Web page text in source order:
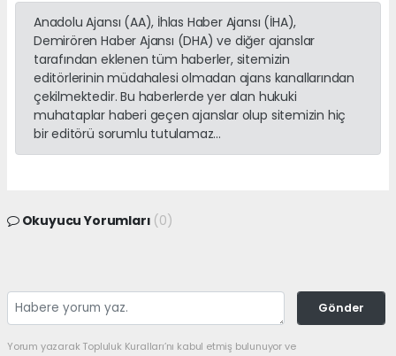
Anadolu Ajansı (AA), İhlas Haber Ajansı (İHA),
Demirören Haber Ajansı (DHA) ve diğer ajanslar
tarafından eklenen tüm haberler, sitemizin
editörlerinin müdahalesi olmadan ajans kanallarından
çekilmektedir. Bu haberlerde yer alan hukuki
muhataplar haberi geçen ajanslar olup sitemizin hiç
bir editörü sorumlu tutulamaz...
Okuyucu Yorumları (0)
Gönder
Yorum yazarak Topluluk Kuralları’nı kabul etmiş bulunuyor ve